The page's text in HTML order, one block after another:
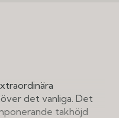
det vanliga. Det
takhöjd